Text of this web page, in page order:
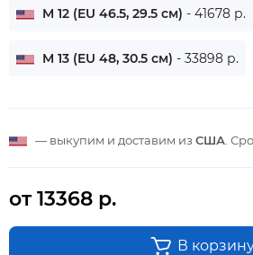
M 12 (EU 46.5, 29.5 см) - 41678 р.
M 13 (EU 48, 30.5 см) - 33898 р.
— выкупим и доставим из США .
от 13368 р.
В